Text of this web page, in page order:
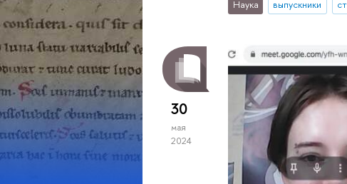
Наука выпускники
30
мая
2024